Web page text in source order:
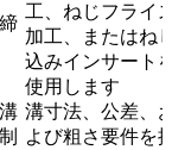
工、ねじフライ
加工、またはね
込みインサート
使用します
溝寸法、公差、
よび粗さ要件を